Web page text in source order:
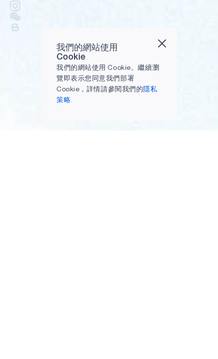
我們的網站使用
Cookie
我們的網站使用 Cookie。繼續瀏
覽即表示您同意我們部署
Cookie，詳情請參閱我們的隱私
策略.